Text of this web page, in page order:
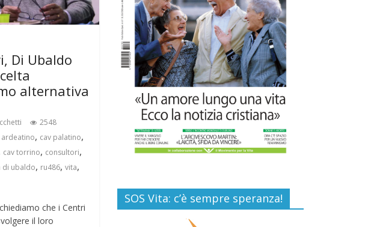
Di Ubaldo
alternativa
2548
ardeatino, cav palatino,
cav torrino, consultori,
di ubaldo, ru486,vita,
che i Centri
il loro
EDITORIA: “LETTERE
AL POPOLO DELLA
VITA”
13 Luglio 2026
Commenti disabilitati
Paolo VI, un santo che
canta la bellezza della
vita
6 Agosto 2026
Commenti disabilitati
SOS Vita: c’è sempre speranza!